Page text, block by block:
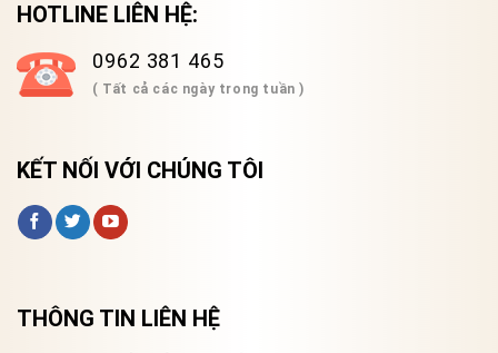
HOTLINE LIÊN HỆ:
0962 381 465
( Tất cả các ngày trong tuần )
KẾT NỐI VỚI CHÚNG TÔI
THÔNG TIN LIÊN HỆ